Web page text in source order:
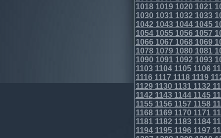
1018101910201021
103010311032 1033
1042 104310441045
1054105510561057
10661067 10681069
1078107910801081
109010911092 1093
1103110411051106
11161117 11181119
1129113011311132
1142 114311441145
115511561157 1158
1168116911701171
11811182 11831184
1194119511961197